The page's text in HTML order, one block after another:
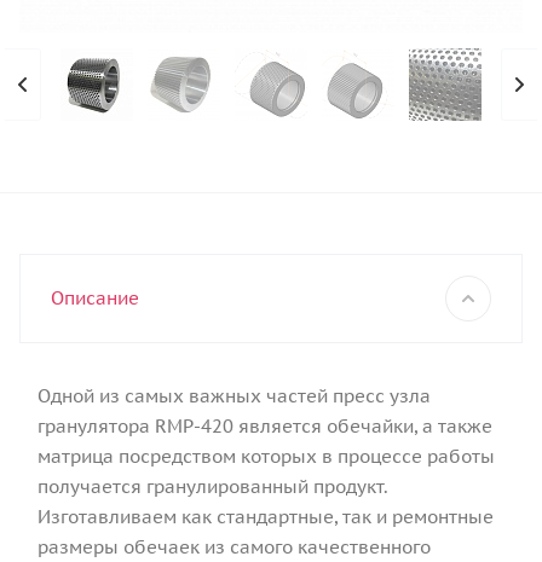
Описание
Одной из самых важных частей пресс узла
гранулятора RMP-420 является обечайки, а также
матрица посредством которых в процессе работы
получается гранулированный продукт.
Изготавливаем как стандартные, так и ремонтные
размеры обечаек из самого качественного